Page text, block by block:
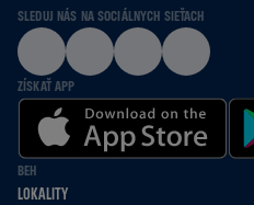
SLEDUJ NÁS NA SOCIÁLNYCH SIEŤACH
ZÍSKAŤ APP
BEH
LOKALITY